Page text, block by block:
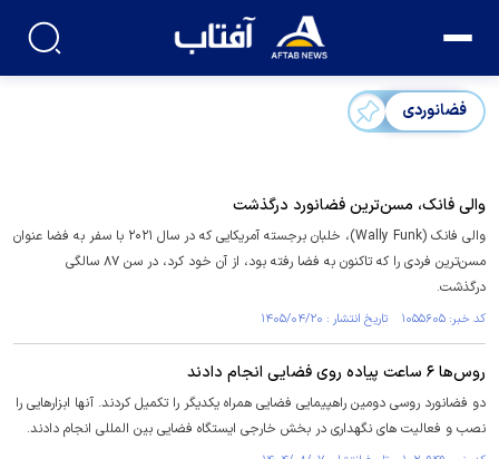
فضانوردی
والی فانک، مسن‌ترین فضانورد درگذشت
والی فانک (Wally Funk)، خلبان برجسته آمریکایی که در سال ۲۰۲۱ با سفر به فضا عنوان
مسن‌ترین فردی را که تاکنون به فضا رفته بود، از آن خود کرد، در سن ۸۷ سالگی
درگذشت.
کد خبر: ۱۰۵۵۶۰۵ تاریخ انتشار : ۱۴۰۵/۰۴/۲۰
روس‌ها ۶ ساعت پیاده روی فضایی انجام دادند
دو فضانورد روسی دومین راهپیمایی فضایی همراه یکدیگر را تکمیل کردند. آنها ابزارهایی را
نصب و فعالیت های نگهداری در بخش خارجی ایستگاه فضایی بین المللی انجام دادند.